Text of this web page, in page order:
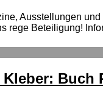
Ausstellungen
rege Beteiligung!
Buch